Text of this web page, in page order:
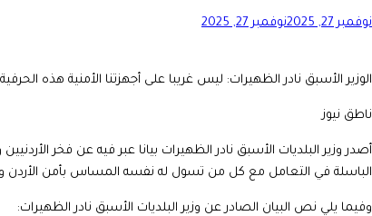
نوفمبر 27, 2025 نوفمبر 27, 2025
الوزير الأسبق نادر الظهيرات: ليس غريبا على أجهزتنا الأمنية هذه
ناطق نيوز
أصدر وزير البلديات الأسبق نادر الظهيرات بيانا عبر فيه عن فخر
الباسلة في التعامل مع كل من تسول له نفسه المساس بأمن الأردن
وفيما يلي نص البيان الصادر عن وزير البلديات الأسبق نادر الظهيرات: